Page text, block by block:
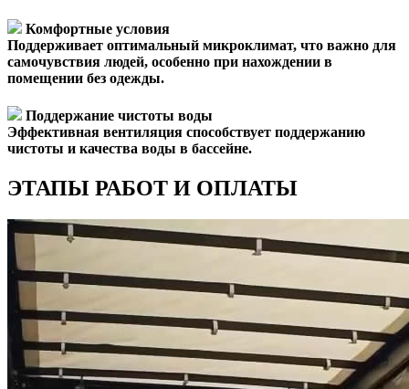
Комфортные условия
Поддерживает оптимальный микроклимат, что важно для
самочувствия людей, особенно при нахождении в
помещении без одежды.
Поддержание чистоты воды
Эффективная вентиляция способствует поддержанию
чистоты и качества воды в бассейне.
ЭТАПЫ РАБОТ И ОПЛАТЫ